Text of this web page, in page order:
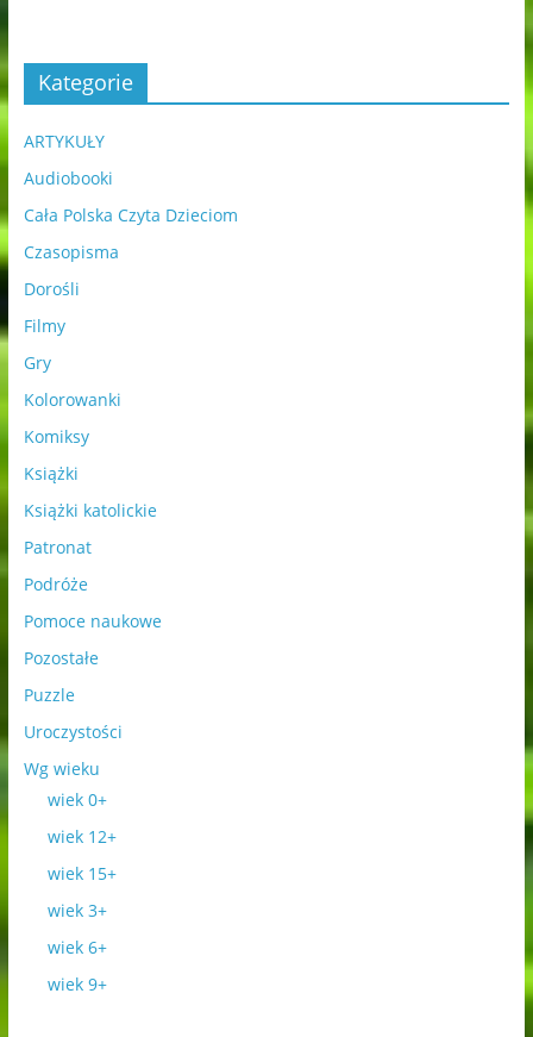
Kategorie
ARTYKUŁY
Audiobooki
Cała Polska Czyta Dzieciom
Czasopisma
Dorośli
Filmy
Gry
Kolorowanki
Komiksy
Książki
Książki katolickie
Patronat
Podróże
Pomoce naukowe
Pozostałe
Puzzle
Uroczystości
Wg wieku
wiek 0+
wiek 12+
wiek 15+
wiek 3+
wiek 6+
wiek 9+